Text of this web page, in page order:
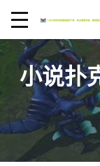
小说扑